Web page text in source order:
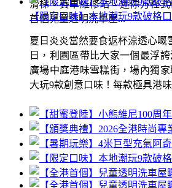
滑梯、賽車維修站、迷你方程
首個兒童透明洗車屋...
【限定口味】本地潮玩9款破格
夏日炎炎當然要食返杯涼透心嘅
日，利園區帶比大家一個最浮
廣場中庭港味雪糕街，場內獨家
大玩9款創意口味！每款極具港